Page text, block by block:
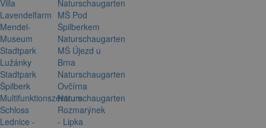
Villa
Lavendelfarm
Mendel-
Museum
Stadtpark
Lužánky
Stadtpark
Špilberk
Multifunktionszentrum
Schloss
Lednice -
Naturschaugarten
MŠ Pod
Špilberkem
Naturschaugarten
MŠ Újezd u
Brna
Naturschaugarten
Ovčírna
Naturschaugarten
Rozmarýnek
- Lipka